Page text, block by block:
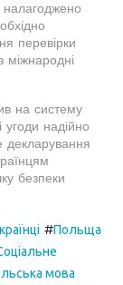
налагоджено
перевірки
міжнародні
на систему
угоди надійно
декларування
безпеки
#Польща
мова